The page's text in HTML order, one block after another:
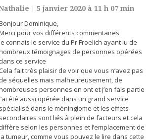
5 janvier 2020 à 11 h 07 min
Dominique,
pour vos différents commentaires
connais le service du Pr Froelich ayant lu de
témoignages de personnes opérées
dans ce service
Cela fait très plaisir de voir que vous n’avez pas
de séquelles mais malheureusement, de
personnes en ont et j’en fais partie
été aussi opérée dans un grand service
spécialisé dans le méningiome et les effets
secondaires sont liés à plein de facteurs et cela
diffère selon les personnes et l’emplacement de
tumeur, comme vous pouvez le lire dans cette